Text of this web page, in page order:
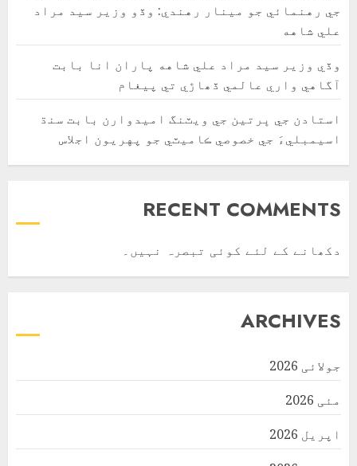
جي رهنمائي جو مينار رهندي: وڏو وزير سيد مراد
علي شاهه
وڏي وزير سيد مراد علي شاهه پاران انا بابت
آگاهي واري عالمي ڏھاڙي تي پيغام
استادن جي ڀرتين جي ويٽنگ اميدوارن بابت سنڌ
اسيمبليءَ جي خصوصي ڪاميٽي جو پهريون اجلاس
RECENT COMMENTS
دکھانے کے لئے کوئی تبصرہ نہیں۔
ARCHIVES
جولائی 2026
مئی 2026
اپریل 2026